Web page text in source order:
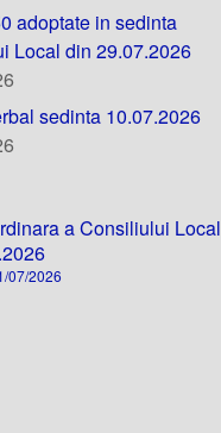
adoptate in sedinta
Local din 29.07.2026
sedinta 10.07.2026
a Consiliului Local
07/2026